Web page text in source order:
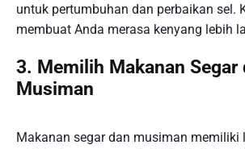
untuk pertumbuhan dan perbaikan sel.
membuat Anda merasa kenyang lebih
3. Memilih Makanan Segar
Musiman
Makanan segar dan musiman memiliki